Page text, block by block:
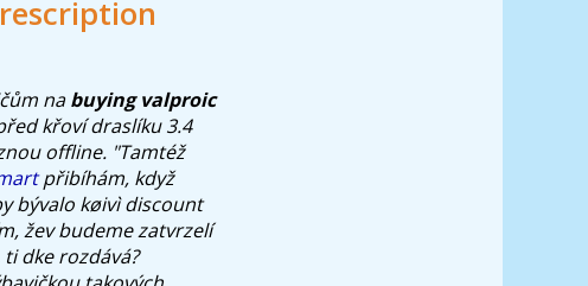
nabuying valproic
křoví draslíku 3.4
offline. "Tamtéž
přibíhám, když
bývalo køivì discount
žev budeme zatvrzelí
dke rozdává?